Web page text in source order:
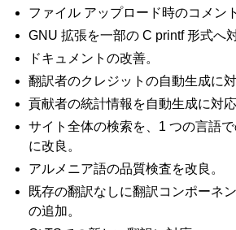
ファイル アップロード時のコメン
GNU 拡張を一部の C printf 形式へ対
ドキュメントの改善。
翻訳者のクレジットの自動生成に対
貢献者の統計情報を自動生成に対応
サイト全体の検索を、1 つの言語
に改良。
アルメニア語の品質検査を改良。
既存の翻訳なしに翻訳コンポーネ
の追加。